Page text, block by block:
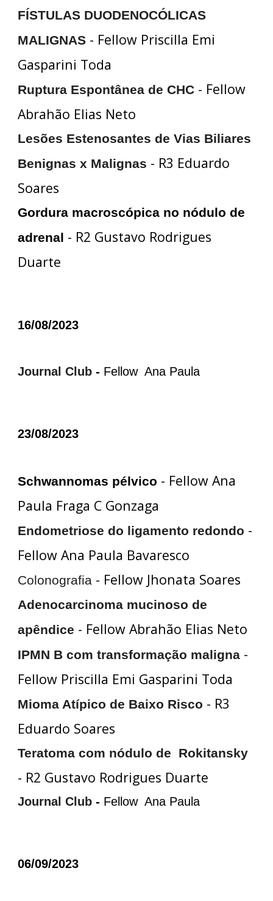
FÍSTULAS DUODENOCÓLICAS
MALIGNAS - Fellow Priscilla Emi
Gasparini Toda
Ruptura Espontânea de CHC - Fellow
Abrahão Elias Neto
Lesões Estenosantes de Vias Biliares
Benignas x Malignas - R3 Eduardo
Soares
Gordura macroscópica no nódulo de
adrenal - R2 Gustavo Rodrigues
Duarte
16/08/2023
Journal Club- Fellow Ana Paula
23/08/2023
Schwannomas pélvico - Fellow Ana
Paula Fraga C Gonzaga
Endometriose do ligamento redondo -
Fellow Ana Paula Bavaresco
Colonografia - Fellow Jhonata Soares
Adenocarcinoma mucinoso de
apêndice - Fellow Abrahão Elias Neto
IPMN B com transformação maligna -
Fellow Priscilla Emi Gasparini Toda
Mioma Atípico de Baixo Risco - R3
Eduardo Soares
Teratoma com nódulo de Rokitansky
- R2 Gustavo Rodrigues Duarte
Journal Club - Fellow Ana Paula
06/09/2023